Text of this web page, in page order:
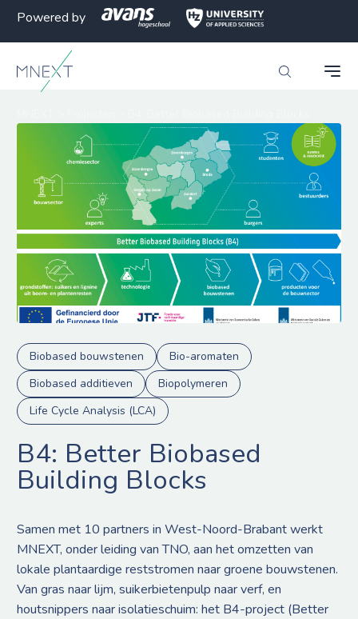
Powered by
Biobased bouwstenen
Bio-aromaten
Biobased additieven
Biopolymeren
Life Cycle Analysis (LCA)
B4: Better Biobased
Building Blocks
Samen met 10 partners in West-Noord-Brabant werkt
MNEXT, onder leiding van TNO, aan het omzetten van
lokale plantaardige reststromen naar groene bouwstenen.
Van gras naar lijm, suikerbietenpulp naar verf, en
houtsnippers naar isolatieschuim: het B4-project (Better